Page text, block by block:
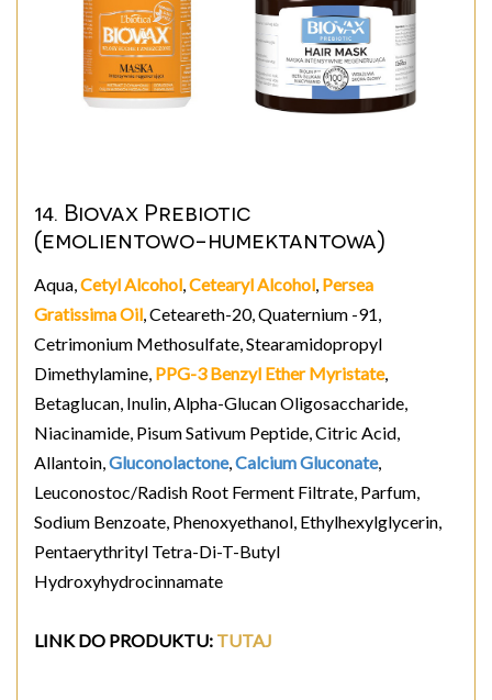
14. Biovax Prebiotic
(emolientowo-humektantowa)
Aqua,Cetyl Alcohol,Cetearyl Alcohol, Persea
Gratissima Oil, Ceteareth-20, Quaternium -91,
Cetrimonium Methosulfate, Stearamidopropyl
Dimethylamine, PPG-3 Benzyl Ether Myristate,
Betaglucan, Inulin, Alpha-Glucan Oligosaccharide,
Niacinamide, Pisum Sativum Peptide, Citric Acid,
Allantoin,Gluconolactone,Calcium Gluconate,
Leuconostoc/Radish Root Ferment Filtrate, Parfum,
Sodium Benzoate, Phenoxyethanol, Ethylhexylglycerin,
Pentaerythrityl Tetra-Di-T-Butyl
Hydroxyhydrocinnamate
LINK DO PRODUKTU: TUTAJ